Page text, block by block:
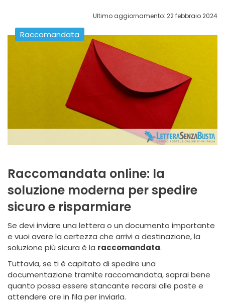
Ultimo aggiornamento: 22 febbraio 2024
Raccomandata
Raccomandata online: la
soluzione moderna per spedire
sicuro e risparmiare
Se devi inviare una lettera o un documento importante
e vuoi avere la certezza che arrivi a destinazione, la
soluzione più sicura è la raccomandata.
Tuttavia, se ti è capitato di spedire una
documentazione tramite raccomandata, saprai bene
quanto possa essere stancante recarsi alle poste e
attendere ore in fila per inviarla.